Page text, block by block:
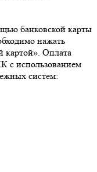
банковской карты
нажать
картой». Оплата
с использованием
систем: